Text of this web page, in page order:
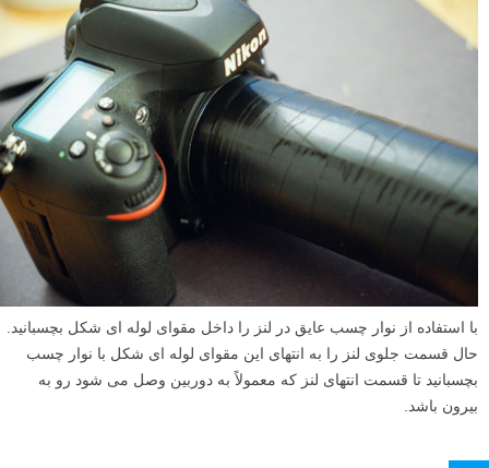
با استفاده از نوار چسب عایق در لنز را داخل مقوای لوله ای شکل بچسبانید.
حال قسمت جلوی لنز را به انتهای این مقوای لوله ای شکل با نوار چسب
بچسبانید تا قسمت انتهای لنز که معمولاً به دوربین وصل می شود رو به
بیرون باشد.